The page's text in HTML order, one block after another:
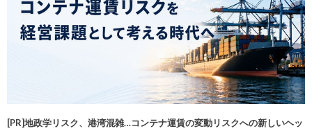
[PR]地政学リスク、港湾混雑…コンテナ運賃の変動リスクへの新しいヘッ